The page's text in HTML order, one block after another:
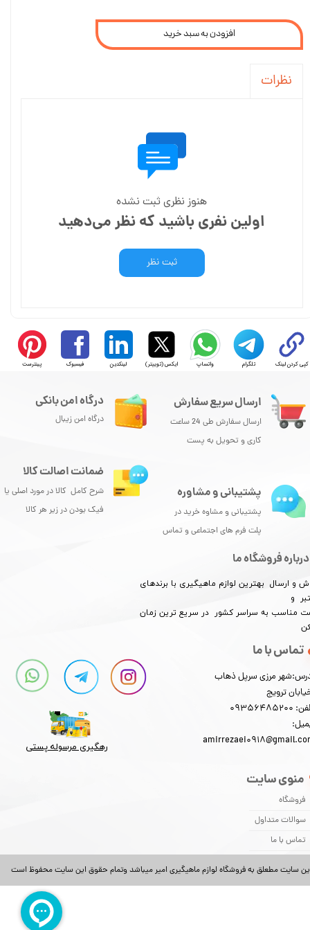
افزودن به سبد خرید
نظرات
هنوز نظری ثبت نشده
اولین نفری باشید که نظر می‌دهید
ثبت نظر
کپی کردن لینک تلگرام واتساپ ایکس (توییتر) لینکدین فیسبوک پینترست
سایت مطعلق به فروشگاه لوازم ماهیگیری امیر میباشد وتمام حقوق این سایت محفوظ است
ارسال سریع سفارش
ارسال سفارش طی 24 ساعت
کاری و تحویل به پست
درباره فروشگاه ما
و ارسال بهترین لوازم ماهیگیری با برندهای
و
مناسب به سراسر کشور در سریع ترین زمان
منوی سایت
فروشگاه
سوالات متداول
تماس با ما
تماس با ما
مرزی سرپل ذهاب
ترویج
درگاه امن بانکی
درگاه امن زیبال
پشتیبانی و مشاوره
پشتیبانی و مشاوه خرید در
پلت فرم های اجتماعی و تماس
ضمانت اصالت کالا
شرح کامل کالا در مورد اصلی یا
فیک بودن در زیر هر کالا
رهگیری مرسوله پستی​​​​​​​